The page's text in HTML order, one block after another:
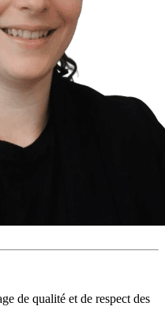
de qualité et de respect des